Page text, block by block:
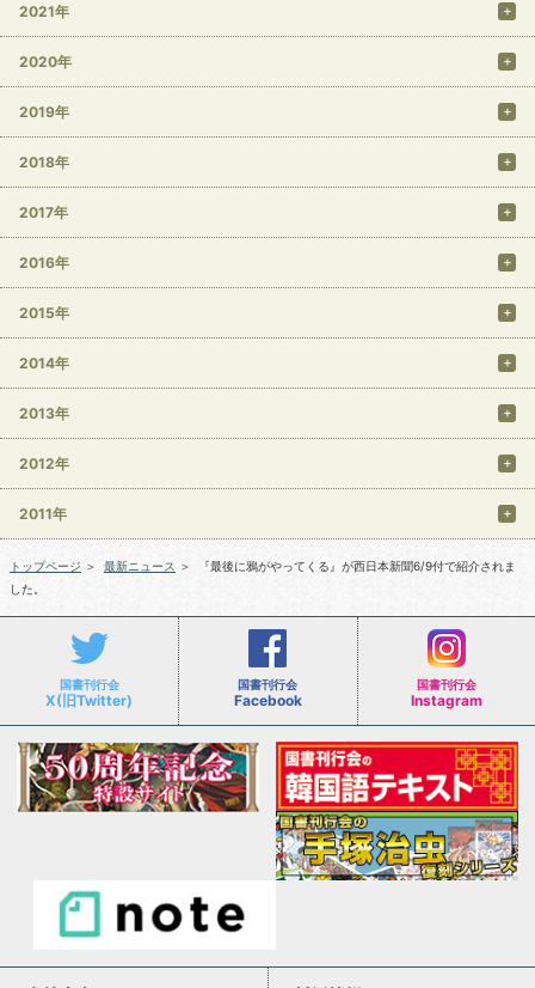
2021年
2020年
2019年
2018年
2017年
2016年
2015年
2014年
2013年
2012年
2011年
トップページ ＞ 最新ニュース ＞
『最後に鴉がやってくる』が西日本新聞6/9付で紹介されま
した。
国書刊行会
X(旧Twitter)
国書刊行会
Facebook
国書刊行会
Instagram
会社案内